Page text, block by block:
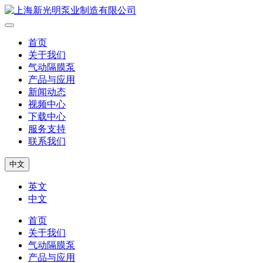
首页
关于我们
气动隔膜泵
产品与应用
新闻动态
视频中心
下载中心
服务支持
联系我们
中文
英文
中文
首页
关于我们
气动隔膜泵
产品与应用